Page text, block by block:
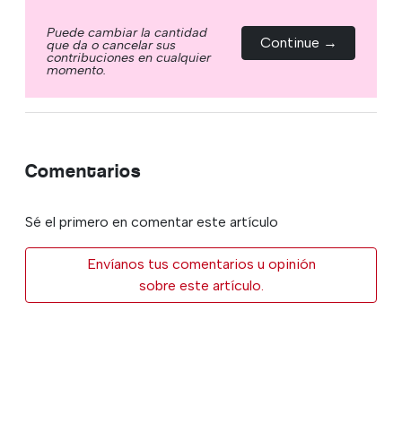
Puede cambiar la cantidad
que da o cancelar sus
contribuciones en cualquier
momento.
Continue →
Comentarios
Sé el primero en comentar este artículo
Envíanos tus comentarios u opinión
sobre este artículo.